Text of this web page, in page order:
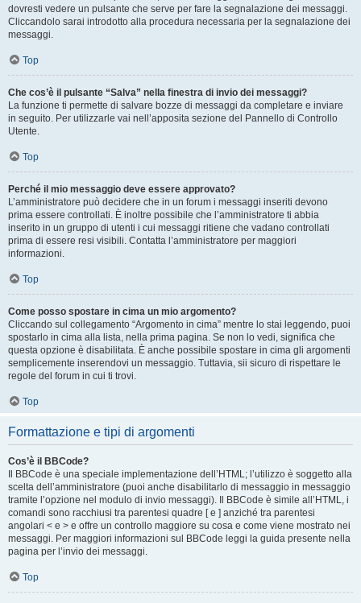
dovresti vedere un pulsante che serve per fare la segnalazione dei messaggi.
Cliccandolo sarai introdotto alla procedura necessaria per la segnalazione dei
messaggi.
Top
Che cos’è il pulsante “Salva” nella finestra di invio dei messaggi?
La funzione ti permette di salvare bozze di messaggi da completare e inviare
in seguito. Per utilizzarle vai nell’apposita sezione del Pannello di Controllo
Utente.
Top
Perché il mio messaggio deve essere approvato?
L’amministratore può decidere che in un forum i messaggi inseriti devono
prima essere controllati. È inoltre possibile che l’amministratore ti abbia
inserito in un gruppo di utenti i cui messaggi ritiene che vadano controllati
prima di essere resi visibili. Contatta l’amministratore per maggiori
informazioni.
Top
Come posso spostare in cima un mio argomento?
Cliccando sul collegamento “Argomento in cima” mentre lo stai leggendo, puoi
spostarlo in cima alla lista, nella prima pagina. Se non lo vedi, significa che
questa opzione è disabilitata. È anche possibile spostare in cima gli argomenti
semplicemente inserendovi un messaggio. Tuttavia, sii sicuro di rispettare le
regole del forum in cui ti trovi.
Top
Formattazione e tipi di argomenti
Cos’è il BBCode?
Il BBCode è una speciale implementazione dell’HTML; l’utilizzo è soggetto alla
scelta dell’amministratore (puoi anche disabilitarlo di messaggio in messaggio
tramite l’opzione nel modulo di invio messaggi). Il BBCode è simile all’HTML, i
comandi sono racchiusi tra parentesi quadre [ e ] anziché tra parentesi
angolari < e > e offre un controllo maggiore su cosa e come viene mostrato nei
messaggi. Per maggiori informazioni sul BBCode leggi la guida presente nella
pagina per l’invio dei messaggi.
Top